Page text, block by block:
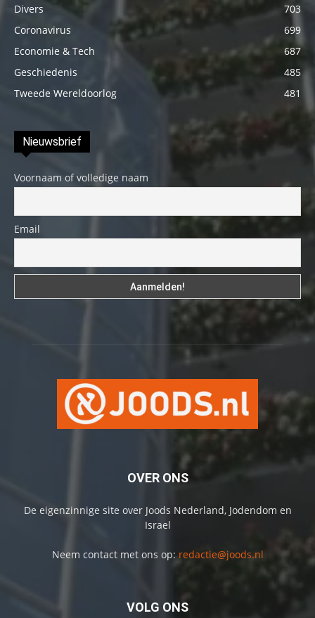
Divers
703
Coronavirus
699
Economie & Tech
687
Geschiedenis
485
Tweede Wereldoorlog
481
Nieuwsbrief
Voornaam of volledige naam
Email
OVER ONS
De eigenzinnige site over Joods Nederland, Jodendom en
Israel
Neem contact met ons op: redactie@joods.nl
VOLG ONS